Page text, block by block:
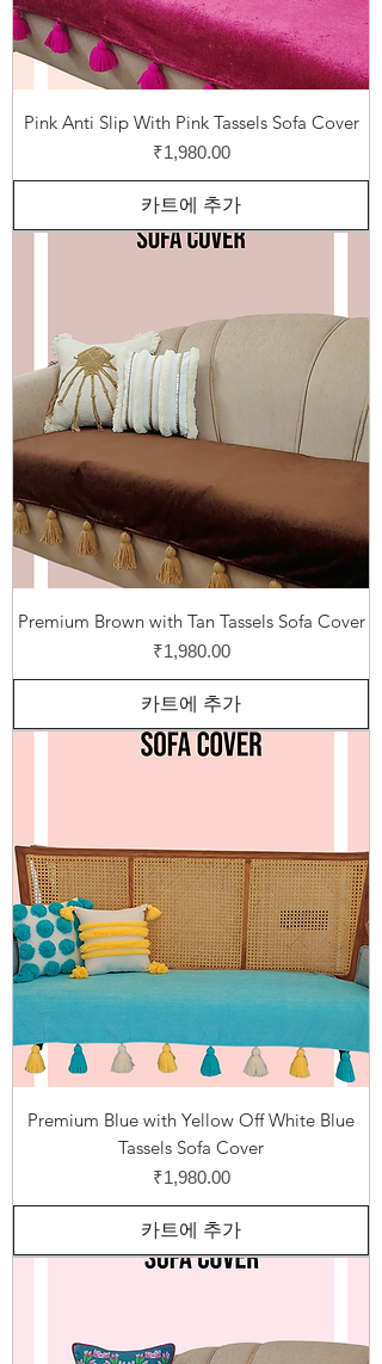
Pink Anti Slip With Pink Tassels Sofa Cover
가격
₹1,980.00
카트에 추가
Premium Brown with Tan Tassels Sofa Cover
가격
₹1,980.00
카트에 추가
Premium Blue with Yellow Off White Blue
Tassels Sofa Cover
가격
₹1,980.00
카트에 추가